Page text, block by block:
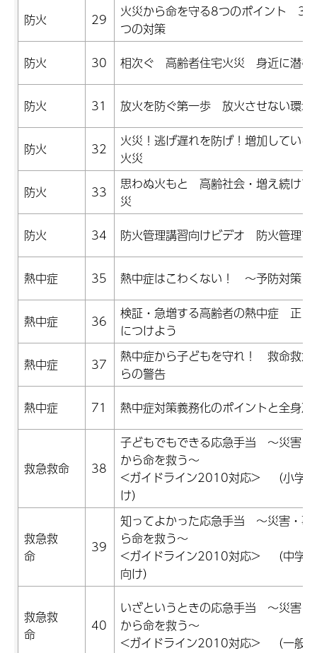
防火 29
火災から命を守る8つのポイント 3
つの対策
防火
30 相次ぐ 高齢者住宅火災 身近に潜む
防火 31 放火を防ぐ第一歩 放火させない環境
防火 32
火災！逃げ遅れを防げ！増加している
火災
防火
33
思わぬ火もと 高齢社会・増え続けて
災
防火
34 防火管理講習向けビデオ 防火管理で
熱中症 35 熱中症はこわくない！ ～予防対策
熱中症 36
検証・急増する高齢者の熱中症 正し
につけよう
熱中症
37
熱中症から子どもを守れ！ 救命救急
らの警告
熱中症
71 熱中症対策義務化のポイントと全身冷
救急救命 38
子どもでもできる応急手当 ～災害・
から命を救う～
<ガイドライン2010対応> （小学
け）
救急救
命
39
知ってよかった応急手当 ～災害・事
ら命を救う～
<ガイドライン2010対応> （中学
向け）
救急救
命
40
いざというときの応急手当 ～災害・
から命を救う～
<ガイドライン2010対応> （一般